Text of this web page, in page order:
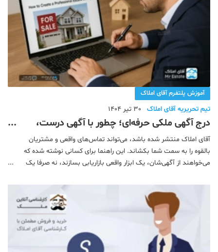
آموزش پلتفرم آقای املاک
تیم تحریریه آقای املاک 30 تیر 1404
درج آگهی ملکی حرفه‌ای؛ چطور با آگهی درست،
تماس واقعی بگیرید؟
آقای املاک منتشر شده باشد، می‌تواند تماس‌های واقعی و مشتریان
بالقوه را به سمت شما بکشاند. این راهنما برای کسانی نوشته شده که
می‌خواهند از آگهی‌شان، یک ابزار واقعی بازاریابی بسازند، نه صرفا یک
خریداران خانه فرآ